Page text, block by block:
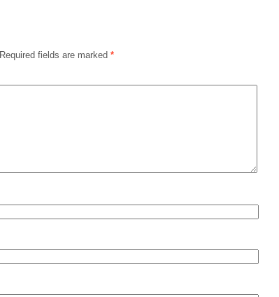
Required fields are marked *